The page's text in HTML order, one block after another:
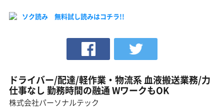
ソク読み 無料試し読みはコチラ!!
ドライバー/配達/軽作業・物流系 血液搬送業務/力
仕事なし 勤務時間の融通 WワークもOK
株式会社パーソナルテック